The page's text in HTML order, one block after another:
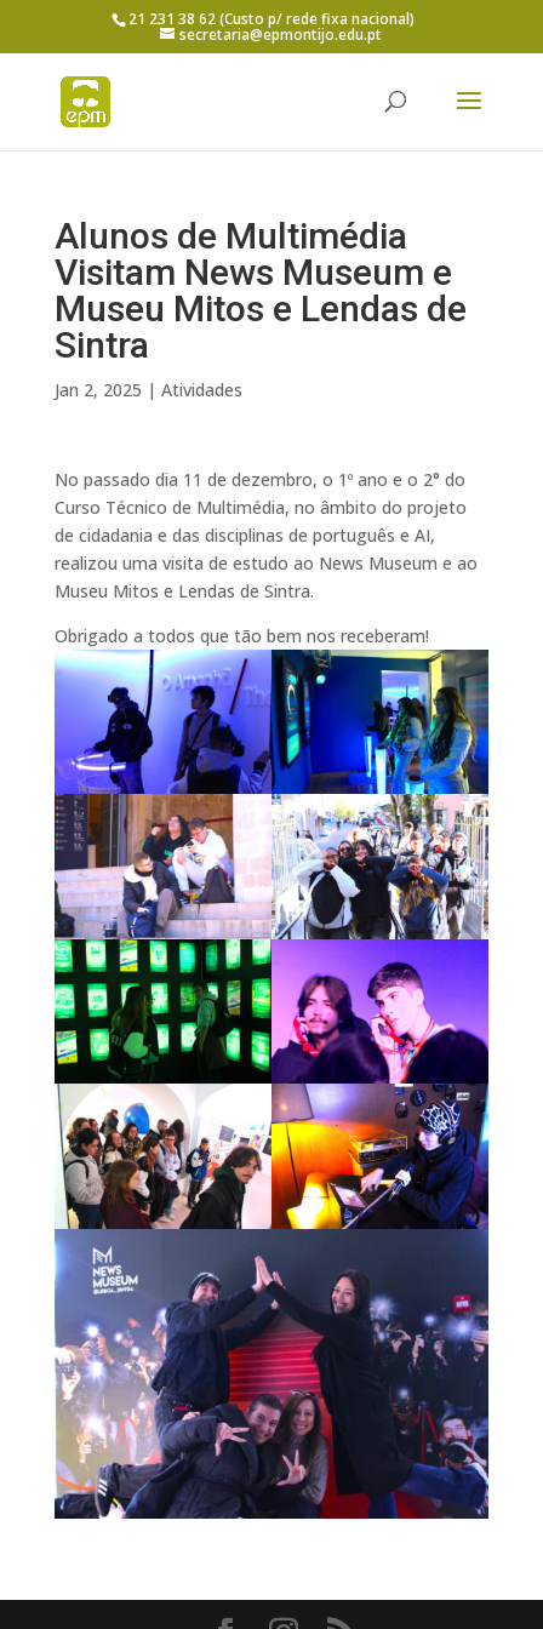
21 231 38 62 (Custo p/ rede fixa nacional)
secretaria@epmontijo.edu.pt
Alunos de Multimédia
Visitam News Museum e
Museu Mitos e Lendas de
Sintra
Jan 2, 2025 | Atividades
No passado dia 11 de dezembro, o 1º ano e o 2° do
Curso Técnico de Multimédia, no âmbito do projeto
de cidadania e das disciplinas de português e AI,
realizou uma visita de estudo ao News Museum e ao
Museu Mitos e Lendas de Sintra.
Obrigado a todos que tão bem nos receberam!